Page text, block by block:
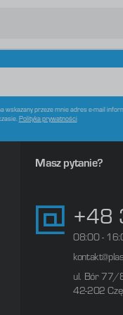
wskazany przeze mnie adres e-mail
Polityka prywatności
Masz pytanie?
+48
08:00 -
ul. Bór 77/
42-202